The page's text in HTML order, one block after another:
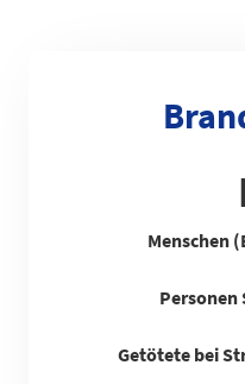
Menschen
Personen
Getötete bei